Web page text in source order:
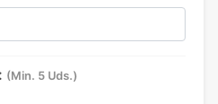
(Min. 5 Uds.)